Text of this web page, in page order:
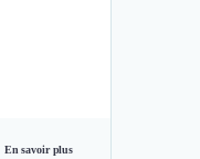
En savoir plus